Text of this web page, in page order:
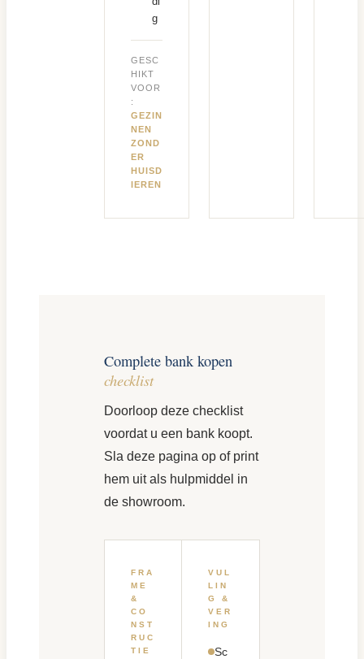
g
GESC
HIKT
VOOR
:
GEZIN
NEN
ZOND
ER
HUISD
IEREN
Complete bank kopen
checklist
Doorloop deze checklist
voordat u een bank koopt.
Sla deze pagina op of print
hem uit als hulpmiddel in
de showroom.
FRA
ME
&
CO
NST
RUC
TIE
VUL
LIN
G &
VER
ING
Sc